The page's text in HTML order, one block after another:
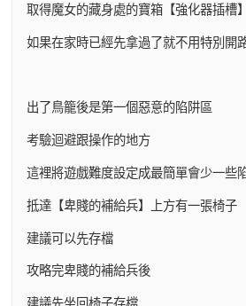
取得魔女的藏身處的寶箱【強化器插槽】
如果在家時已經先拿過了就不用特別開
出了鳥籠後是第一個惡意的陷阱區
考驗迴避跟操作的地方
這裡將遊戲難度設定成最簡單會少一些
抵達【卑賤的補給兵】上方有一張椅子
建議可以先存檔
攻略完卑賤的補給兵後